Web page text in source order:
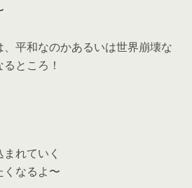
平和なのかあるいは世界崩壊な
ところ！
れていく
くなるよ〜